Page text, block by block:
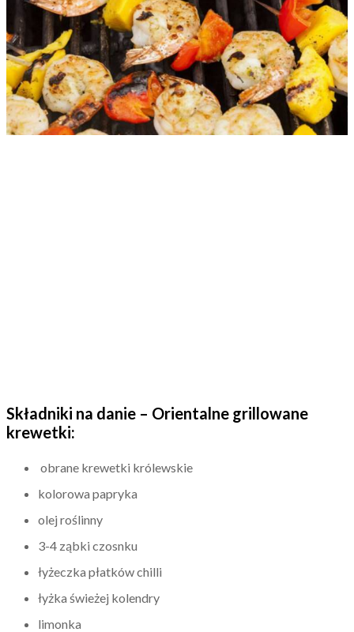
Składniki na danie – Orientalne grillowane
krewetki:
obrane krewetki królewskie
kolorowa papryka
olej roślinny
3-4 ząbki czosnku
łyżeczka płatków chilli
łyżka świeżej kolendry
limonka